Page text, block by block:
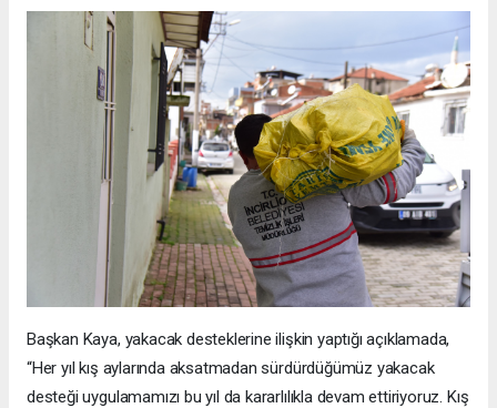
Başkan Kaya, yakacak desteklerine ilişkin yaptığı açıklamada,
“Her yıl kış aylarında aksatmadan sürdürdüğümüz yakacak
desteği uygulamamızı bu yıl da kararlılıkla devam ettiriyoruz. Kış